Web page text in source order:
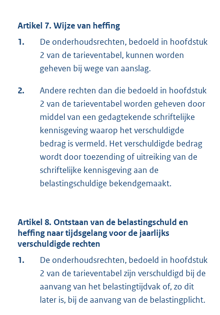
Artikel 7. Wijze van heffing
1.
De onderhoudsrechten, bedoeld in hoofdstuk
2 van de tarieventabel, kunnen worden
geheven bij wege van aanslag.
2.
Andere rechten dan die bedoeld in hoofdstuk
2 van de tarieventabel worden geheven door
middel van een gedagtekende schriftelijke
kennisgeving waarop het verschuldigde
bedrag is vermeld. Het verschuldigde bedrag
wordt door toezending of uitreiking van de
schriftelijke kennisgeving aan de
belastingschuldige bekendgemaakt.
Artikel 8. Ontstaan van de belastingschuld en
heffing naar tijdsgelang voor de jaarlijks
verschuldigde rechten
1.
De onderhoudsrechten, bedoeld in hoofdstuk
2 van de tarieventabel zijn verschuldigd bij de
aanvang van het belastingtijdvak of, zo dit
later is, bij de aanvang van de belastingplicht.